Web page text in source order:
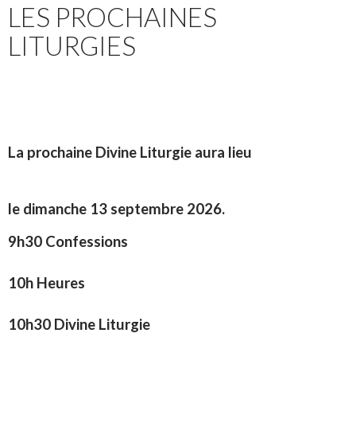
LES PROCHAINES
LITURGIES
La prochaine Divine Liturgie aura lieu
le dimanche 13 septembre 2026.
9h30 Confessions
10h Heures
10h30 Divine Liturgie